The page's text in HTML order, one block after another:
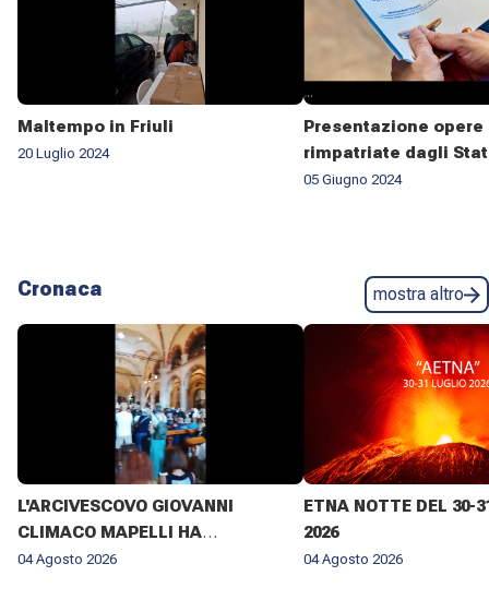
Maltempo in Friuli
20 Luglio 2024
Presentazione
rimpatriate dagli
05 Giugno 2024
Cronaca mostra altro
L'ARCIVESCOVO GIOVANNI
CLIMACO MAPELLI HA
PRESENZIATO AL FUNERALE DI
04 Agosto 2026
ETNA NOTTE DEL 30-
2026
04 Agosto 2026